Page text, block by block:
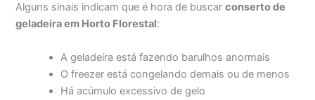
Alguns sinais indicam que é hora de buscarconserto de
geladeira em Horto Florestal:
A geladeira está fazendo barulhos anormais
O freezer está congelando demais ou de menos
Há acúmulo excessivo de gelo